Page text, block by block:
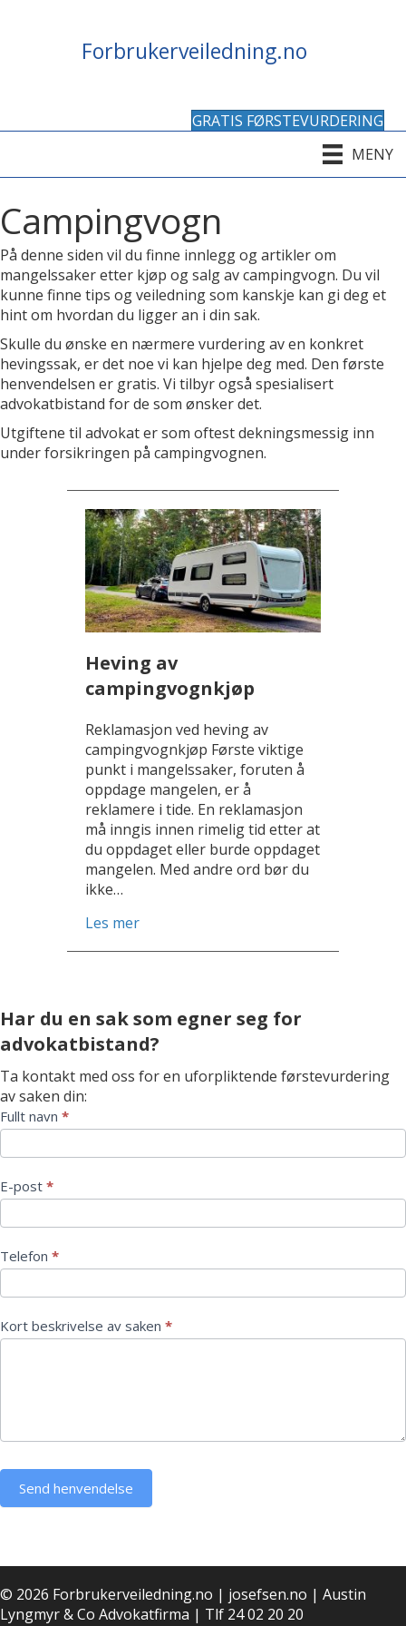
Forbrukerveiledning.no
GRATIS FØRSTEVURDERING
MENY
Campingvogn
På denne siden vil du finne innlegg og artikler om
mangelssaker etter kjøp og salg av campingvogn. Du vil
kunne finne tips og veiledning som kanskje kan gi deg et
hint om hvordan du ligger an i din sak.
Skulle du ønske en nærmere vurdering av en konkret
hevingssak, er det noe vi kan hjelpe deg med. Den første
henvendelsen er gratis. Vi tilbyr også spesialisert
advokatbistand for de som ønsker det.
Utgiftene til advokat er som oftest dekningsmessig inn
under forsikringen på campingvognen.
Heving av
campingvognkjøp
Reklamasjon ved heving av
campingvognkjøp Første viktige
punkt i mangelssaker, foruten å
oppdage mangelen, er å
reklamere i tide. En reklamasjon
må inngis innen rimelig tid etter at
du oppdaget eller burde oppdaget
mangelen. Med andre ord bør du
ikke…
Les merabout Heving av campingvognkjøp
Har du en sak som egner seg for
advokatbistand?
Ta kontakt med oss for en uforpliktende førstevurdering
av saken din:
Kontaktskjema
Fullt navn *
E-post *
Telefon *
Kort beskrivelse av saken *
Send henvendelse
© 2026 Forbrukerveiledning.no | josefsen.no | Austin
Lyngmyr & Co Advokatfirma | Tlf 24 02 20 20